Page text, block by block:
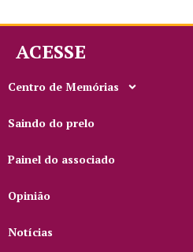
ACESSE
Centro de Memórias
Saindo do prelo
Painel do associado
Opinião
Notícias